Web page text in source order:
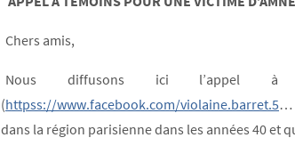
Chers amis,
Nous diffusons ici l’appel à
(httpss://www.facebook.com/violaine.barret.5…
dans la région parisienne dans les années 40 et